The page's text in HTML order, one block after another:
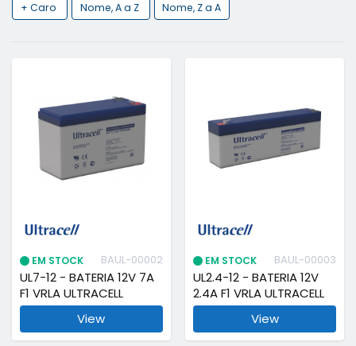
+ Caro Nome, A a Z Nome, Z a A
EM STOCK BAUL-00002
UL7-12 - BATERIA 12V 7A
F1 VRLA ULTRACELL
View
EM STOCK BAUL-00003
UL2.4-12 - BATERIA 12V
2.4A F1 VRLA ULTRACELL
View